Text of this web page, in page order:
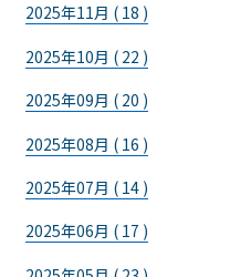
2025年11月 ( 18 )
2025年10月 ( 22 )
2025年09月 ( 20 )
2025年08月 ( 16 )
2025年07月 ( 14 )
2025年06月 ( 17 )